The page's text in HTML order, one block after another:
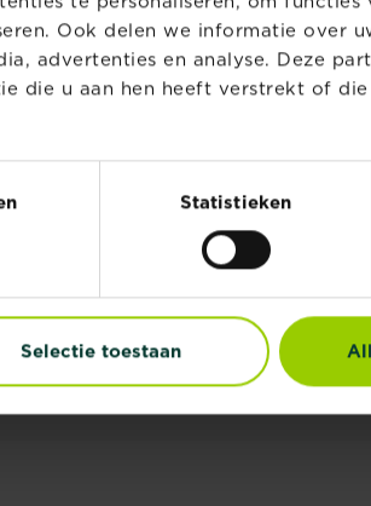
Ook delen we informatie over
advertenties en analyse. Deze
die u aan hen heeft verstrekt of
Statistieken
Selectie toestaan
probleem aan te pakken
omgeving rondom de
Het klink cliché maar
gebruiksaanwijzingen
oprit reinigt met deze
product zijn werk zal
Ontdek